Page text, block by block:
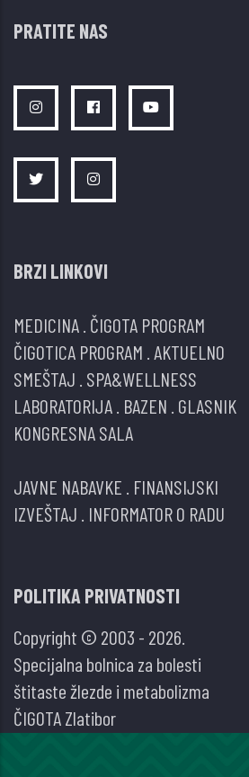
PRATITE NAS
BRZI LINKOVI
MEDICINA ČIGOTA PROGRAM
ČIGOTICA PROGRAM AKTUELNO
SMEŠTAJ SPA&WELLNESS
LABORATORIJA BAZEN GLASNIK
KONGRESNA SALA
JAVNE NABAVKE FINANSIJSKI
IZVEŠTAJ INFORMATOR O RADU
POLITIKA PRIVATNOSTI
Copyright © 2003 - 2026.
Specijalna bolnica za bolesti
štitaste žlezde i metabolizma
ČIGOTA Zlatibor